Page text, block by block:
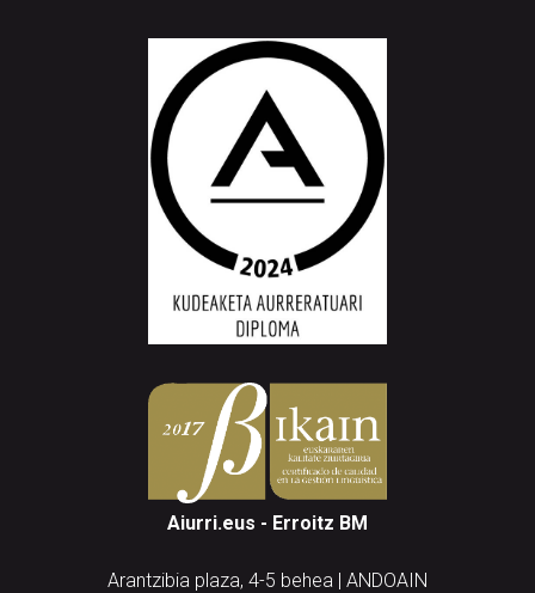
Aiurri.eus - Erroitz BM
Arantzibia plaza, 4-5 behea | ANDOAIN